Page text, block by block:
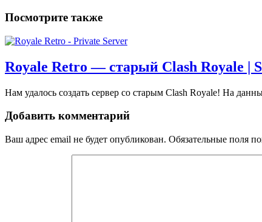
Посмотрите также
Royale Retro — старый Clash Royale |
Нам удалось создать сервер со старым Clash Royale! На
Добавить комментарий
Ваш адрес email не будет опубликован. Обязательные поля